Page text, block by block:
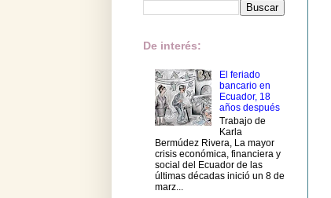
De interés:
El feriado
bancario en
Ecuador, 18
años después
Trabajo de
Karla
Bermúdez Rivera, La mayor
crisis económica, financiera y
social del Ecuador de las
últimas décadas inició un 8 de
marz...